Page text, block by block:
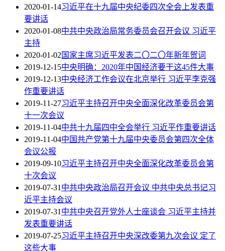
2020-01-14习近平在十九届中央纪委四次全会上发表重
要讲话
2020-01-08中共中央政治局常务委员会召开会议 习近平
主持
2020-01-02国家主席习近平发表二〇二〇年新年贺词
2019-12-15中央明确：2020年中国经济要干这45件大事
2019-12-13中央经济工作会议在北京举行 习近平李克强
作重要讲话
2019-11-27习近平主持召开中央全面深化改革委员会第
十一次会议
2019-11-04中共十九届四中全会举行 习近平作重要讲话
2019-11-04中国共产党第十九届中央委员会第四次全体
会议公报
2019-09-10习近平主持召开中央全面深化改革委员会第
十次会议
2019-07-31中共中央政治局召开会议 中共中央总书记习
近平主持会议
2019-07-31中共中央召开党外人士座谈会 习近平主持并
发表重要讲话
2019-07-25习近平主持召开中央深改委第九次会议 定了
这些大事